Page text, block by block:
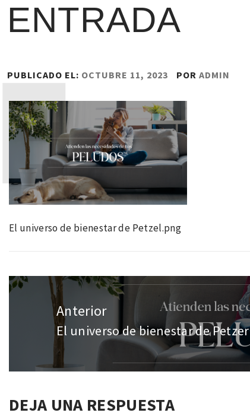
ENTRADA
PUBLICADO EL: OCTUBRE 11, 2023 POR ADMIN
El universo de bienestar de Petzel.png
Navegación
de
entradas
Anterior
Entrada
anterior:
El universo de bienestar de Petzer
DEJA UNA RESPUESTA